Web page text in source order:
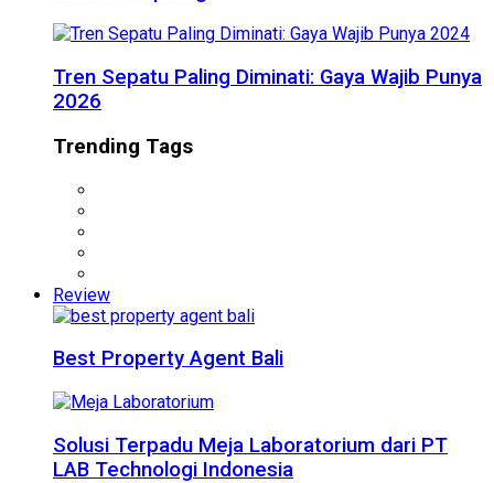
Tren Sepatu Paling Diminati: Gaya Wajib Punya
2026
Trending Tags
Review
Best Property Agent Bali
Solusi Terpadu Meja Laboratorium dari PT
LAB Technologi Indonesia